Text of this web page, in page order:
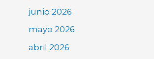
junio 2026
mayo 2026
abril 2026